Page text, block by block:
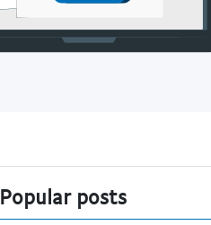
Popular posts